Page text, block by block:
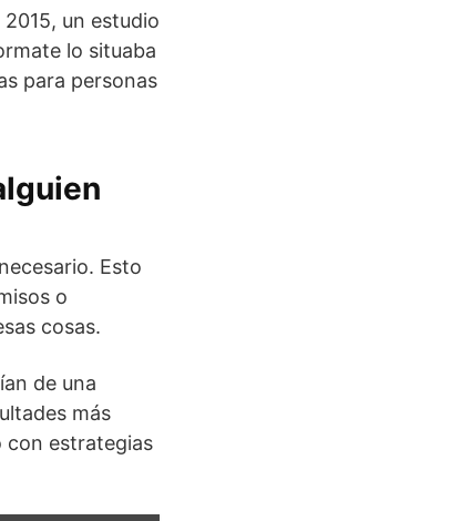
un estudio
lo situaba
para personas
Esto
o
cosas.
de una
más
con estrategias